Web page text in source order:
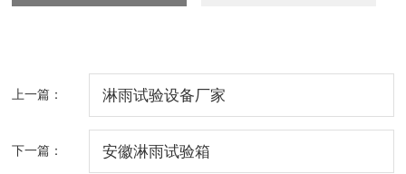
上一篇： 淋雨试验设备厂家
下一篇： 安徽淋雨试验箱